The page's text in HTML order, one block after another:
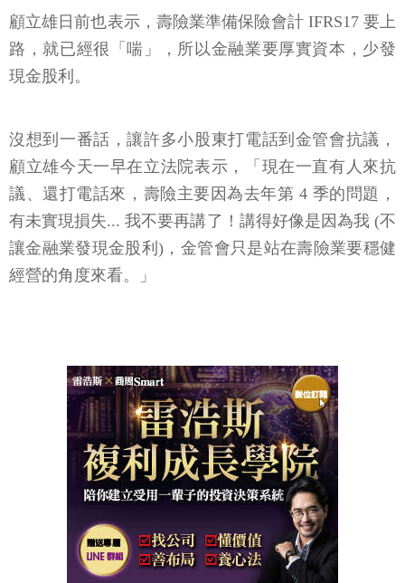
顧立雄日前也表示，壽險業準備保險會計 IFRS17 要上
路，就已經很「喘」，所以金融業要厚實資本，少發
現金股利。
沒想到一番話，讓許多小股東打電話到金管會抗議，
顧立雄今天一早在立法院表示，「現在一直有人來抗
議、還打電話來，壽險主要因為去年第 4 季的問題，
有未實現損失... 我不要再講了！講得好像是因為我 (不
讓金融業發現金股利)，金管會只是站在壽險業要穩健
經營的角度來看。」